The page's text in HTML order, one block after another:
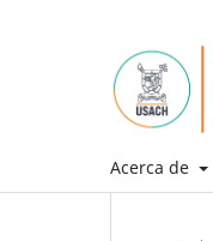
Acerca de